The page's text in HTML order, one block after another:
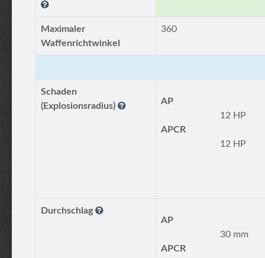
Maximaler
Waffenrichtwinkel
360
Schaden
(Explosionsradius)
AP
12 HP
APCR
12 HP
Durchschlag
AP
30 mm
APCR